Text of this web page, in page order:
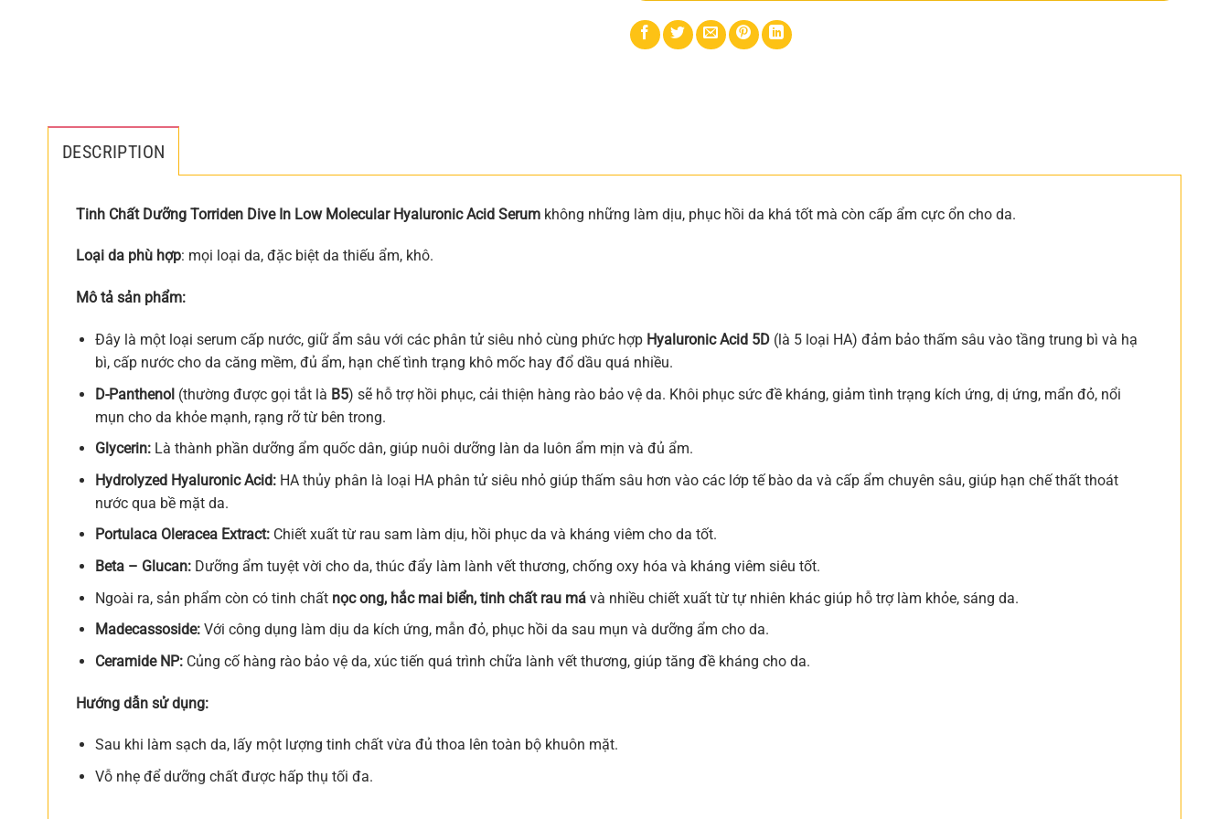
DESCRIPTION
Tinh Chất Dưỡng Torriden Dive In Low Molecular Hyaluronic Acid Serum không những làm dịu, phục hồi da khá tốt mà còn cấp ẩm cực ổn cho da.
Loại da phù hợp: mọi loại da, đặc biệt da thiếu ẩm, khô.
Mô tả sản phẩm:
Đây là một loại serum cấp nước, giữ ẩm sâu với các phân tử siêu nhỏ cùng phức hợp Hyaluronic Acid 5D(là 5 loại HA) đảm bảo thấm sâu vào tầng trung bì và hạ
bì, cấp nước cho da căng mềm, đủ ẩm, hạn chế tình trạng khô mốc hay đổ dầu quá nhiều.
D-Panthenol (thường được gọi tắt là B5) sẽ hỗ trợ hồi phục, cải thiện hàng rào bảo vệ da. Khôi phục sức đề kháng, giảm tình trạng kích ứng, dị ứng, mẩn đỏ, nổi
mụn cho da khỏe mạnh, rạng rỡ từ bên trong.
Glycerin: Là thành phần dưỡng ẩm quốc dân, giúp nuôi dưỡng làn da luôn ẩm mịn và đủ ẩm.
Hydrolyzed Hyaluronic Acid:HA thủy phân là loại HA phân tử siêu nhỏ giúp thấm sâu hơn vào các lớp tế bào da và cấp ẩm chuyên sâu, giúp hạn chế thất thoát
nước qua bề mặt da.
Portulaca Oleracea Extract: Chiết xuất từ rau sam làm dịu, hồi phục da và kháng viêm cho da tốt.
Beta – Glucan:Dưỡng ẩm tuyệt vời cho da, thúc đẩy làm lành vết thương, chống oxy hóa và kháng viêm siêu tốt.
Ngoài ra, sản phẩm còn có tinh chất nọc ong, hắc mai biển, tinh chất rau má và nhiều chiết xuất từ tự nhiên khác giúp hỗ trợ làm khỏe, sáng da.
Madecassoside: Với công dụng làm dịu da kích ứng, mẫn đỏ, phục hồi da sau mụn và dưỡng ẩm cho da.
Ceramide NP: Củng cố hàng rào bảo vệ da, xúc tiến quá trình chữa lành vết thương, giúp tăng đề kháng cho da.
Hướng dẫn sử dụng:
Sau khi làm sạch da, lấy một lượng tinh chất vừa đủ thoa lên toàn bộ khuôn mặt.
Vỗ nhẹ để dưỡng chất được hấp thụ tối đa.